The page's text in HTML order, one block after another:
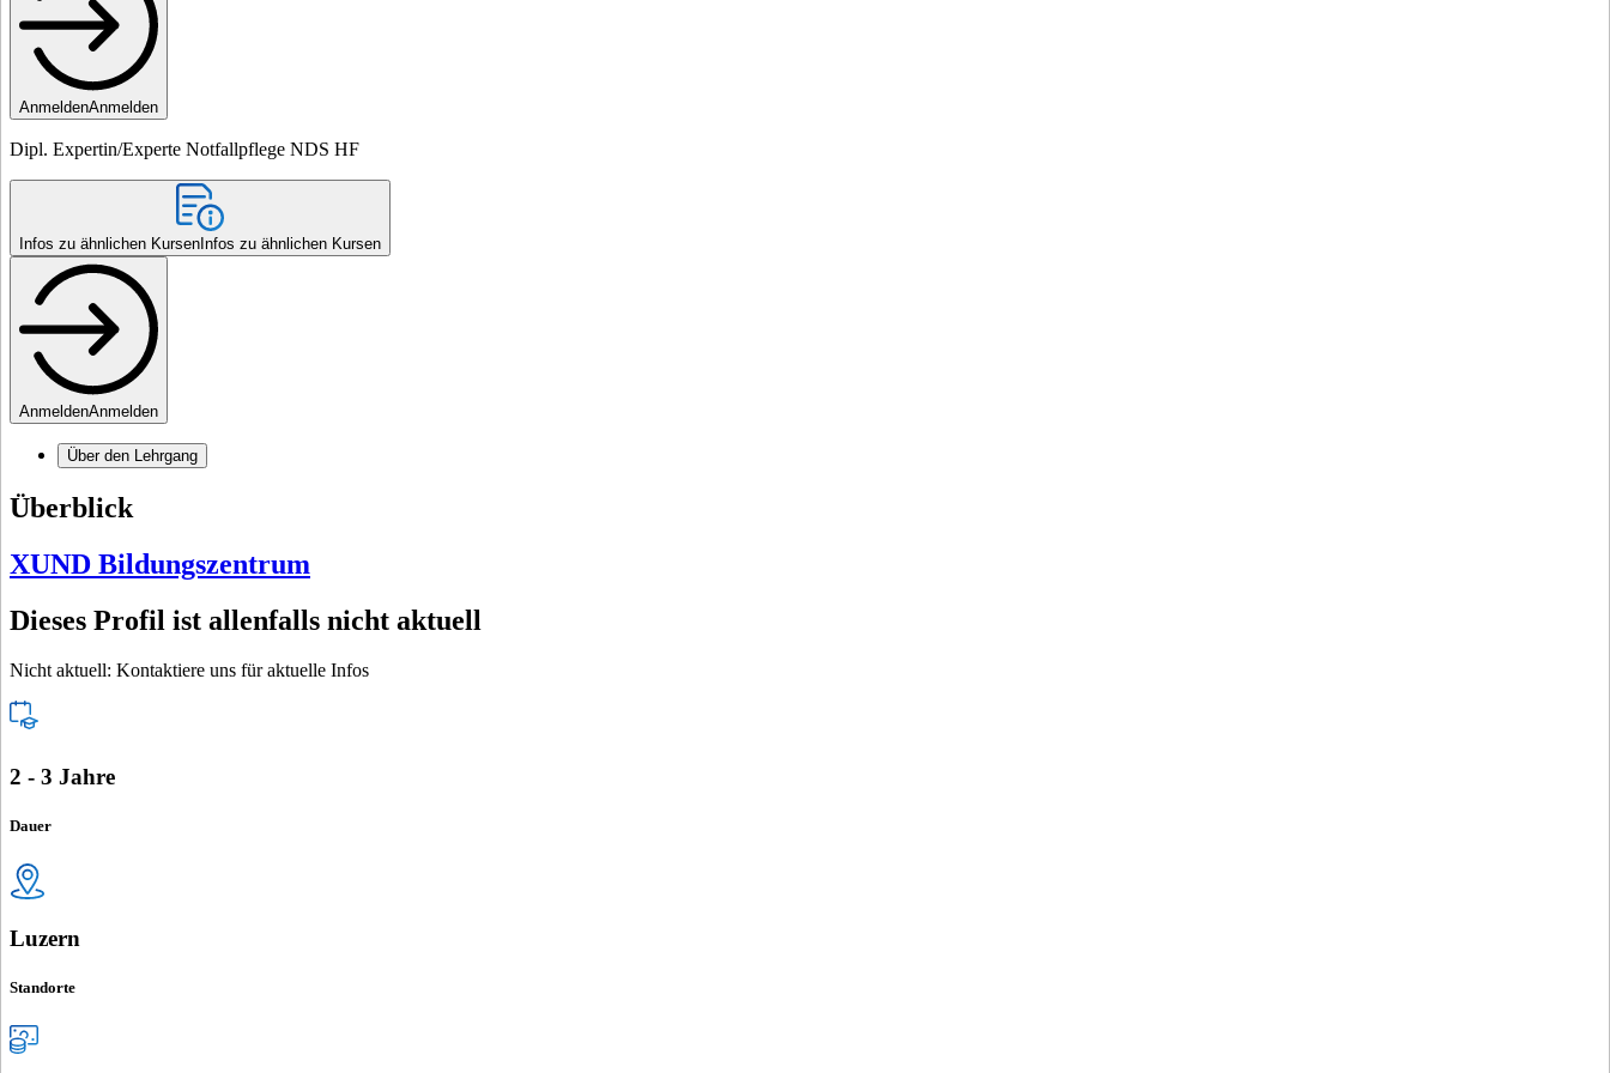
AnmeldenAnmelden
Dipl. Expertin/Experte Notfallpflege NDS HF
Infos zu ähnlichen Kursen Infos zu ähnlichen Kursen
AnmeldenAnmelden
Über den Lehrgang
Überblick
XUND Bildungszentrum
Dieses Profil ist allenfalls nicht aktuell
Nicht aktuell: Kontaktiere uns für aktuelle Infos
2 - 3 Jahre
Dauer
Luzern
Standorte